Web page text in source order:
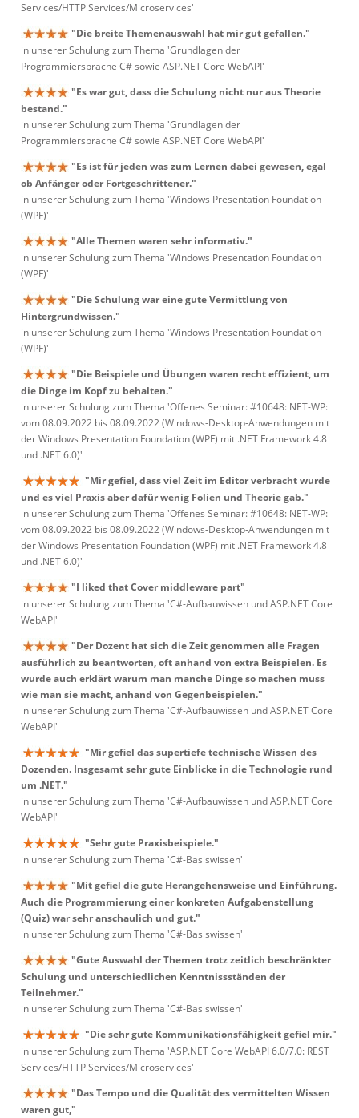
Services/HTTP Services/Microservices'
"Die breite Themenauswahl hat mir gut gefallen."
in unserer Schulung zum Thema 'Grundlagen der
Programmiersprache C# sowie ASP.NET Core WebAPI'
"Es war gut, dass die Schulung nicht nur aus Theorie
bestand."
in unserer Schulung zum Thema 'Grundlagen der
Programmiersprache C# sowie ASP.NET Core WebAPI'
"Es ist für jeden was zum Lernen dabei gewesen, egal
ob Anfänger oder Fortgeschrittener."
in unserer Schulung zum Thema 'Windows Presentation Foundation
(WPF)'
"Alle Themen waren sehr informativ."
in unserer Schulung zum Thema 'Windows Presentation Foundation
(WPF)'
"Die Schulung war eine gute Vermittlung von
Hintergrundwissen."
in unserer Schulung zum Thema 'Windows Presentation Foundation
(WPF)'
"Die Beispiele und Übungen waren recht effizient, um
die Dinge im Kopf zu behalten."
in unserer Schulung zum Thema 'Offenes Seminar: #10648: NET-WP:
vom 08.09.2022 bis 08.09.2022 (Windows-Desktop-Anwendungen mit
der Windows Presentation Foundation (WPF) mit .NET Framework 4.8
und .NET 6.0)'
"Mir gefiel, dass viel Zeit im Editor verbracht wurde
und es viel Praxis aber dafür wenig Folien und Theorie gab."
in unserer Schulung zum Thema 'Offenes Seminar: #10648: NET-WP:
vom 08.09.2022 bis 08.09.2022 (Windows-Desktop-Anwendungen mit
der Windows Presentation Foundation (WPF) mit .NET Framework 4.8
und .NET 6.0)'
"I liked that Cover middleware part"
in unserer Schulung zum Thema 'C#-Aufbauwissen und ASP.NET Core
WebAPI'
"Der Dozent hat sich die Zeit genommen alle Fragen
ausführlich zu beantworten, oft anhand von extra Beispielen. Es
wurde auch erklärt warum man manche Dinge so machen muss
wie man sie macht, anhand von Gegenbeispielen."
in unserer Schulung zum Thema 'C#-Aufbauwissen und ASP.NET Core
WebAPI'
"Mir gefiel das supertiefe technische Wissen des
Dozenden. Insgesamt sehr gute Einblicke in die Technologie rund
um .NET."
in unserer Schulung zum Thema 'C#-Aufbauwissen und ASP.NET Core
WebAPI'
"Sehr gute Praxisbeispiele."
in unserer Schulung zum Thema 'C#-Basiswissen'
"Mit gefiel die gute Herangehensweise und Einführung.
Auch die Programmierung einer konkreten Aufgabenstellung
(Quiz) war sehr anschaulich und gut."
in unserer Schulung zum Thema 'C#-Basiswissen'
"Gute Auswahl der Themen trotz zeitlich beschränkter
Schulung und unterschiedlichen Kenntnissständen der
Teilnehmer."
in unserer Schulung zum Thema 'C#-Basiswissen'
"Die sehr gute Kommunikationsfähigkeit gefiel mir."
in unserer Schulung zum Thema 'ASP.NET Core WebAPI 6.0/7.0: REST
Services/HTTP Services/Microservices'
"Das Tempo und die Qualität des vermittelten Wissen
waren gut,"